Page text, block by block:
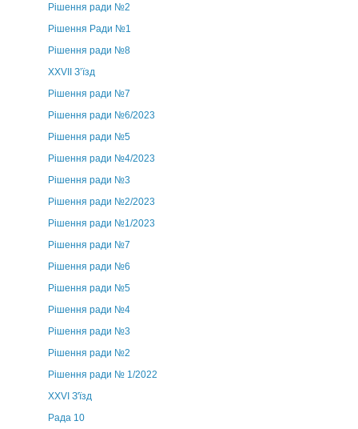
Рішення ради №2
Рішення Ради №1
Рішення ради №8
ХХVII З’їзд
Рішення ради №7
Рішення ради №6/2023
Рішення ради №5
Рішення ради №4/2023
Рішення ради №3
Рішення ради №2/2023
Рішення ради №1/2023
Рішення ради №7
Рішення ради №6
Рішення ради №5
Рішення ради №4
Рішення ради №3
Рішення ради №2
Рішення ради № 1/2022
XXVI З'їзд
Рада 10